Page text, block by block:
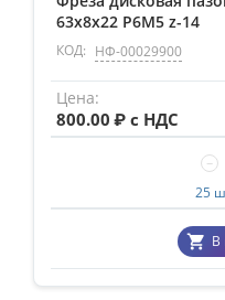
63х8х22 Р6М5 z-14
КОД: НФ-00029900
800.00 ₽ с НДС
−
25
В